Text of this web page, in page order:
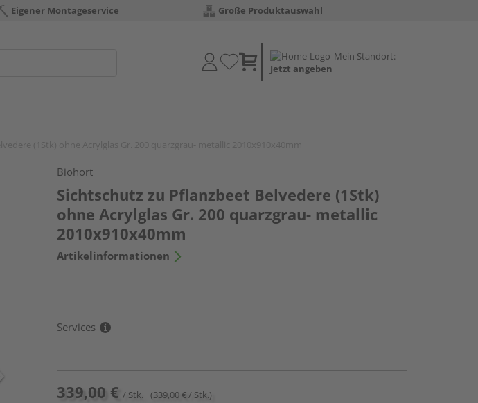
Eigener Montageservice Große Produktauswahl
Mein Standort:
Jetzt angeben
Biohort
Sichtschutz zu Pflanzbeet Belvedere (1Stk)
ohne Acrylglas Gr. 200 quarzgrau- metallic
2010x910x40mm
Artikelinformationen
Services
339,00 € / Stk. (339,00 € / Stk.)